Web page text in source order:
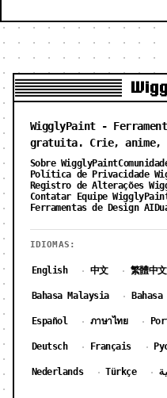
WigglyPaint -
gratuita. Crie, anime,
Sobre WigglyPaint
Política de Privacidade
Registro de Alterações
Contatar Equipe
Ferramentas de Design AI
IDIOMAS:
English · 中文 · 繁體中文
Bahasa Malaysia ·
Español · ภาษาไทย ·
Deutsch · Français ·
Nederlands · Türkçe ·